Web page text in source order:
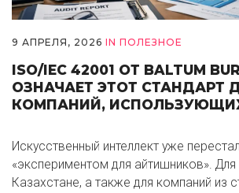
9 АПРЕЛЯ, 2026 IN ПОЛЕЗНОЕ
ISO/IEC 42001 ОТ BALTUM
ОЗНАЧАЕТ ЭТОТ СТАНДАРТ
КОМПАНИЙ,
Искусственный интеллект уже
«экспериментом для айтишников». Для
Казахстане, а также для компаний из